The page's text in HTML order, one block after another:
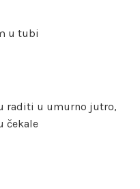
u tubi
raditi u umurno jutro,
čekale